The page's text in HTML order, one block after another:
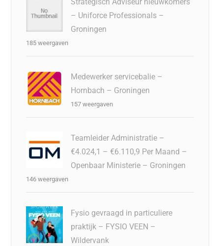
– Uniforce Professionals –
Groningen
185 weergaven
Medewerker servicebalie –
Hornbach – Groningen
157 weergaven
Teamleider Administratie –
€4.024,1 – €6.110,9 Per Maand –
Openbaar Ministerie – Groningen
146 weergaven
Fysio gevraagd in particuliere
praktijk – FYSIO VEEN –
Wildervank